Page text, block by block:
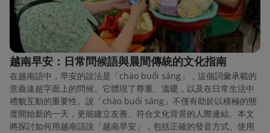
越南早安：日常問候語與晨間傳統的文化指南
在越南語中，早安的說法是「chào buổi sáng」，這個詞彙承載的
意義遠超字面上的問候。它體現了尊重、溫暖，以及在日常生活中
禮貌互動的重要性。說「chào buổi sáng」不僅有助於以積極的態
度開始新的一天，更能建立友善、符合文化背景的人際連結。本文
將探討如何用越南語說「越南早安」，包括正確的發音方式、使用